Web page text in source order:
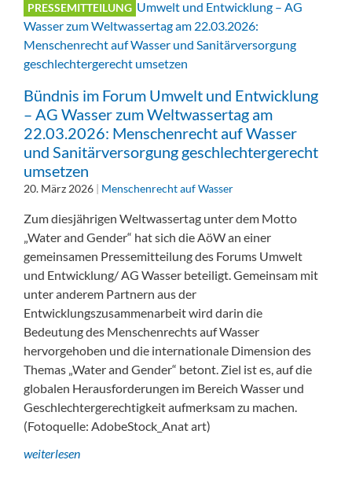
PRESSEMITTEILUNG
Bündnis im Forum Umwelt und Entwicklung
– AG Wasser zum Weltwassertag am
22.03.2026: Menschenrecht auf Wasser
und Sanitärversorgung geschlechtergerecht
umsetzen
20. März 2026 | Menschenrecht auf Wasser
Zum diesjährigen Weltwassertag unter dem Motto
„Water and Gender“ hat sich die AöW an einer
gemeinsamen Pressemitteilung des Forums Umwelt
und Entwicklung/ AG Wasser beteiligt. Gemeinsam mit
unter anderem Partnern aus der
Entwicklungszusammenarbeit wird darin die
Bedeutung des Menschenrechts auf Wasser
hervorgehoben und die internationale Dimension des
Themas „Water and Gender“ betont. Ziel ist es, auf die
globalen Herausforderungen im Bereich Wasser und
Geschlechtergerechtigkeit aufmerksam zu machen.
(Fotoquelle: AdobeStock_Anat art)
weiterlesen